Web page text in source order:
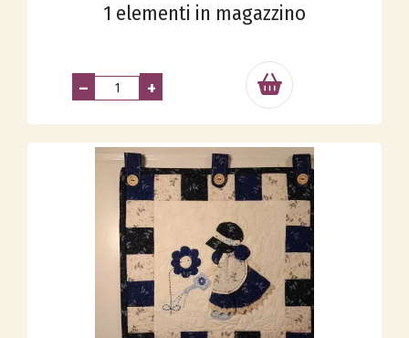
1 elementi in magazzino
– +